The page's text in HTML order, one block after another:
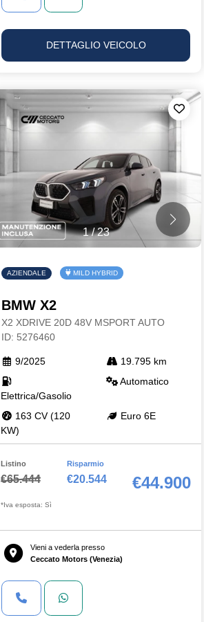
DETTAGLIO VEICOLO
1/23
AZIENDALE MILD HYBRID
BMW X2
X2 XDRIVE 20D 48V MSPORT AUTO
ID: 5276460
9/2025 19.795 km
Elettrica/Gasolio
Automatico
163 CV (120
KW)
Euro 6E
Listino
€65.444
Risparmio
€20.544 €44.900
*Iva esposta: Sì
Vieni a vederla presso
Ceccato Motors (Venezia)